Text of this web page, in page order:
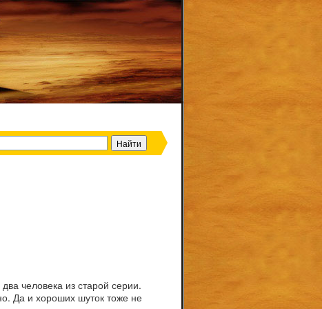
человека из старой серии.
Да и хороших шуток тоже не